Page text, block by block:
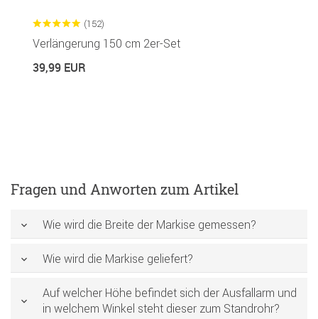
(152)
Verlängerung 150 cm 2er-Set
39,99 EUR
Fragen und Anworten zum Artikel
Wie wird die Breite der Markise gemessen?
Wie wird die Markise geliefert?
Auf welcher Höhe befindet sich der Ausfallarm und
in welchem Winkel steht dieser zum Standrohr?